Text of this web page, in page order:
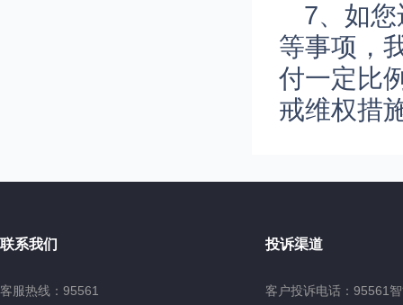
7、如
等事项，
付一定比
戒维权措
联系我们
客服热线：95561
投诉渠道
客户投诉电话：95561